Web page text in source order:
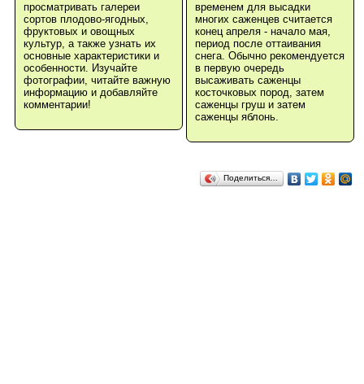
просматривать галереи
сортов плодово-ягодных,
фруктовых и овощных
культур, а также узнать их
основные характеристики и
особенности. Изучайте
фотографии, читайте важную
информацию и добавляйте
комментарии!
временем для высадки
многих саженцев считается
конец апреля - начало мая,
период после оттаивания
снега. Обычно рекомендуется
в первую очередь
высаживать саженцы
косточковых пород, затем
саженцы груш и затем
саженцы яблонь.
Поделиться…